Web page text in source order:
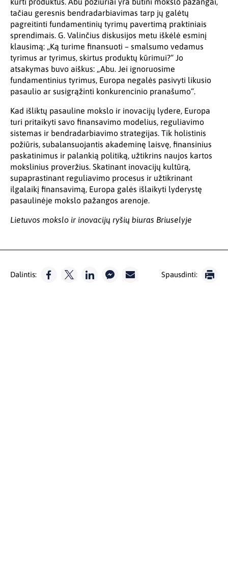
tačiau geresnis bendradarbiavimas tarp jų galėtų
pagreitinti fundamentinių tyrimų pavertimą praktiniais
sprendimais. G. Valinčius diskusijos metu iškėlė esminį
klausimą: „Ką turime finansuoti – smalsumo vedamus
tyrimus ar tyrimus, skirtus produktų kūrimui?“ Jo
atsakymas buvo aiškus: „Abu. Jei ignoruosime
fundamentinius tyrimus, Europa negalės pasivyti likusio
pasaulio ar susigrąžinti konkurencinio pranašumo“.
Kad išliktų pasauline mokslo ir inovacijų lydere, Europa
turi pritaikyti savo finansavimo modelius, reguliavimo
sistemas ir bendradarbiavimo strategijas. Tik holistinis
požiūris, subalansuojantis akademinę laisvę, finansinius
paskatinimus ir palankią politiką, užtikrins naujos kartos
mokslinius proveržius. Skatinant inovacijų kultūrą,
supaprastinant reguliavimo procesus ir užtikrinant
ilgalaikį finansavimą, Europa galės išlaikyti lyderystę
pasaulinėje mokslo pažangos arenoje.
Lietuvos mokslo ir inovacijų ryšių biuras Briuselyje
Dalintis: Spausdinti: